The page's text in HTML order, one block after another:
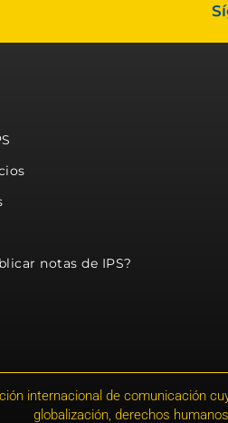
notas de IPS?
internacional de comunicación
globalización, derechos